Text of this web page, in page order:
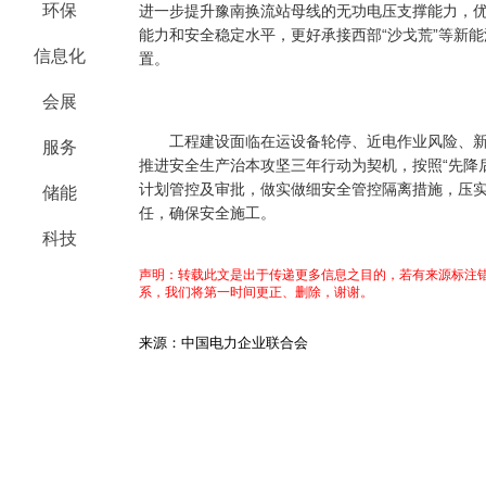
环保
信息化
会展
服务
储能
科技
进一步提升豫南换流站母线的无功电压支撑能力，
能力和安全稳定水平，更好承接西部“沙戈荒”等新
置。
工程建设面临在运设备轮停、近电作业风险、
推进安全生产治本攻坚三年行动为契机，按照“先
计划管控及审批，做实做细安全管控隔离措施，压
任，确保安全施工。
声明：转载此文是出于传递更多信息之目的，若有来源标
系，我们将第一时间更正、删除，谢谢。
来源：中国电力企业联合会